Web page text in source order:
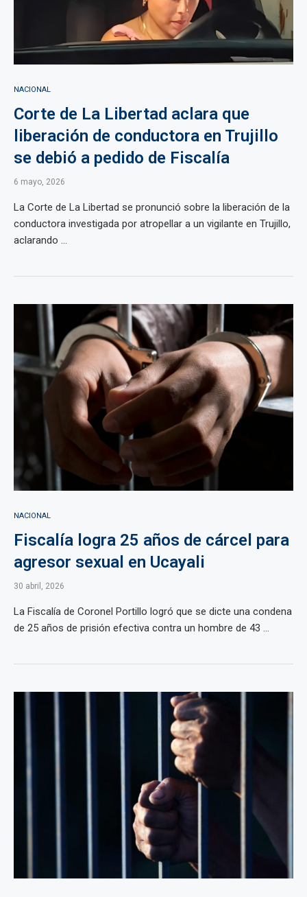
NACIONAL
Corte de La Libertad aclara que
liberación de conductora en Trujillo
se debió a pedido de Fiscalía
6 mayo, 2026
La Corte de La Libertad se pronunció sobre la liberación de la
conductora investigada por atropellar a un vigilante en Trujillo,
aclarando ...
NACIONAL
Fiscalía logra 25 años de cárcel para
agresor sexual en Ucayali
30 abril, 2026
La Fiscalía de Coronel Portillo logró que se dicte una condena
de 25 años de prisión efectiva contra un hombre de 43 ...